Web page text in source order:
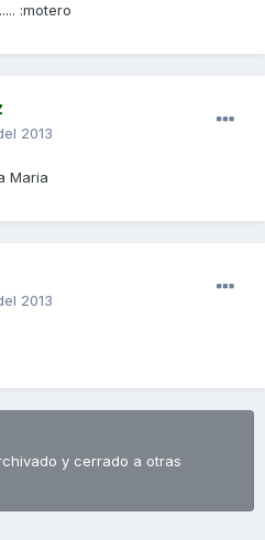
:motero
2013
Maria
2013
y cerrado a otras